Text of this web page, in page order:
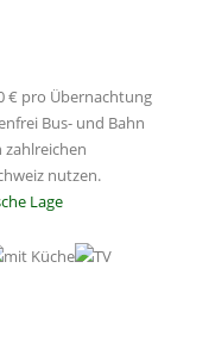
€ pro Übernachtung
Bus- und Bahn
zahlreichen
nutzen.
Lage